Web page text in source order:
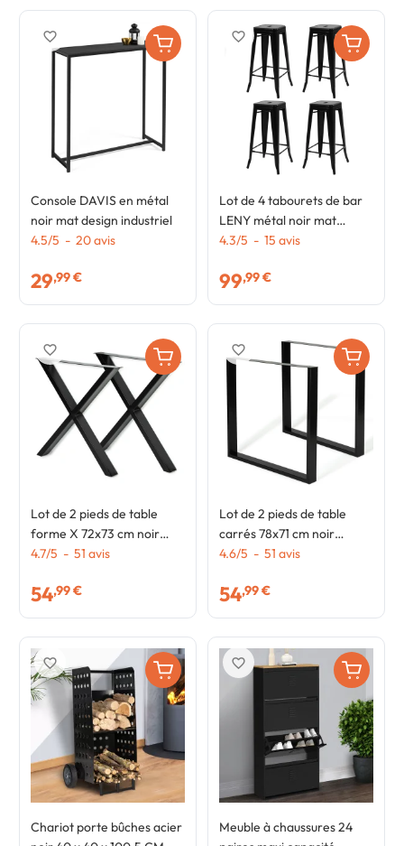
Console DAVIS en métal
noir mat design industriel
4.5/5 - 20avis
29,99 €
favorite_border
Lot de 4 tabourets de bar
LENY métal noir mat
empilable aspect brut
4.3/5 - 15 avis
99,99 €
favorite_border
Lot de 2 pieds de table
forme X 72x73 cm noir
design industriel
4.7/5 - 51 avis
54,99 €
favorite_border
Lot de 2 pieds de table
carrés 78x71 cm noir
design industriel
4.6/5 - 51 avis
54,99 €
favorite_border
Chariot porte bûches acier
favorite_border
Meuble à chaussures 24
favorite_border